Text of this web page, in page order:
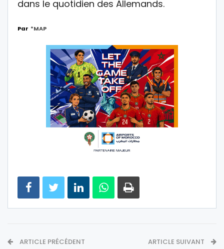
dans le quotidien des Allemands.
Par *MAP
ARTICLE PRÉCÉDENT ARTICLE SUIVANT